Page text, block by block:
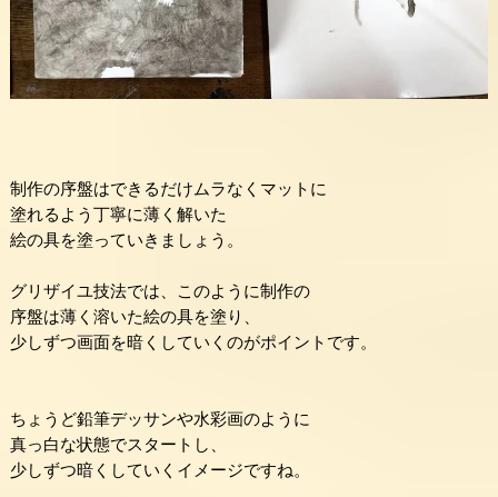
制作の序盤はできるだけムラなくマットに
塗れるよう丁寧に薄く解いた
絵の具を塗っていきましょう。
グリザイユ技法では、このように制作の
序盤は薄く溶いた絵の具を塗り、
少しずつ画面を暗くしていくのがポイントです。
ちょうど鉛筆デッサンや水彩画のように
真っ白な状態でスタートし、
少しずつ暗くしていくイメージですね。